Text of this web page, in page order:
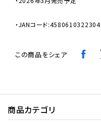
・JANコード:4580610322304
この商品をシェア
商品カテゴリ